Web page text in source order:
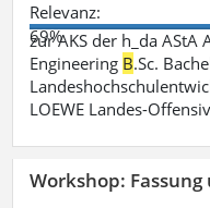
Relevanz:
69%
zur AKS der h_da
Engineering B.Sc.
LOEWE Landes-
Workshop: